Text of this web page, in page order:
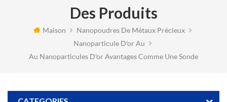
Des Produits
Maison
Nanopoudres De Métaux Précieux
Nanoparticule D'or Au
Au Nanoparticules D'or Avantages Comme Une Sonde